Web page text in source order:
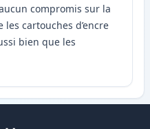
compromis sur la
cartouches d’encre
bien que les